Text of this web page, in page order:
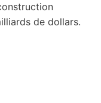
de dollars.